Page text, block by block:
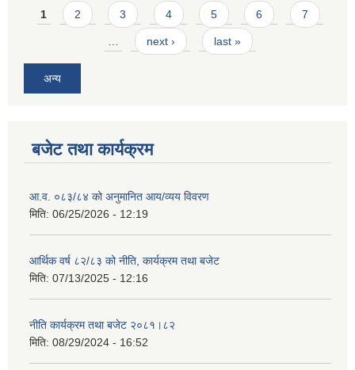
Pages
1 2 3 4 5 6 7
… next › last »
अन्य
बजेट तथा कार्यक्रम
आ.व. ०८३/८४ को अनुमानित आय/व्यय विवरण
मिति: 06/25/2026 - 12:19
आर्थिक वर्ष ८२/८३ को नीति, कार्यक्रम तथा बजेट
मिति: 07/13/2025 - 12:16
नीति कार्यक्रम तथा बजेट २०८१।८२
मिति: 08/29/2024 - 16:52